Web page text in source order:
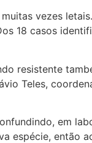
vezes
18 casos
resistente
Teles,
em
espécie, então